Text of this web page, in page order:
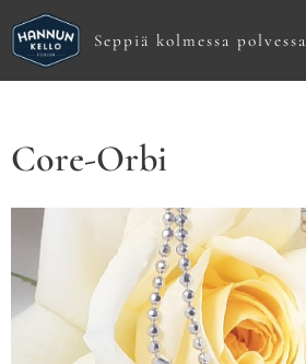
Seppiä kolmessa polvessa
Core-Orbi